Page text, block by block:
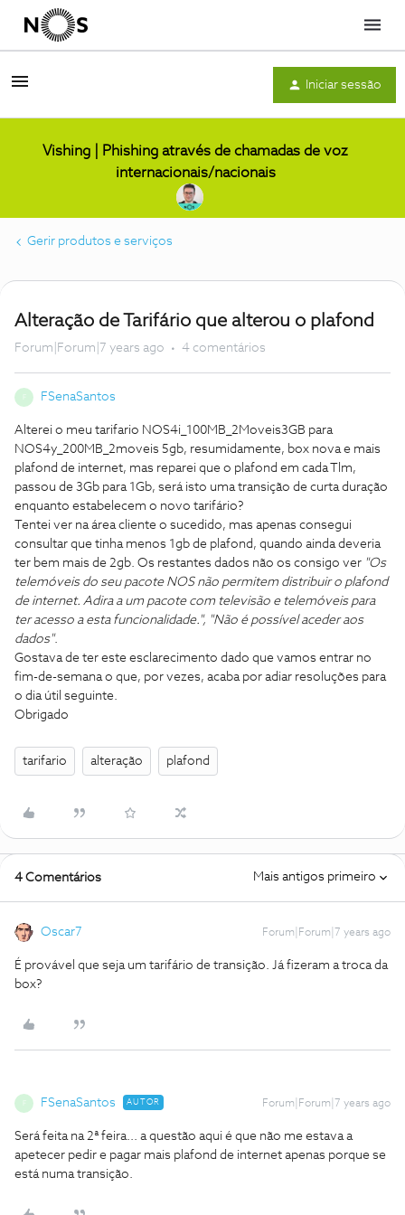
Menu
Iniciar sessão
Vishing | Phishing através de chamadas de voz
internacionais/nacionais
Gerir produtos e serviços
Alteração de Tarifário que alterou o plafond
Forum|Forum|7 years ago 4 comentários
FSenaSantos
Alterei o meu tarifario NOS4i_100MB_2Moveis3GB para
NOS4y_200MB_2moveis 5gb, resumidamente, box nova e mais
plafond de internet, mas reparei que o plafond em cada Tlm,
passou de 3Gb para 1Gb, será isto uma transição de curta duração
enquanto estabelecem o novo tarifário?
Tentei ver na área cliente o sucedido, mas apenas consegui
consultar que tinha menos 1gb de plafond, quando ainda deveria
ter bem mais de 2gb. Os restantes dados não os consigo ver "Os
telemóveis do seu pacote NOS não permitem distribuir o plafond
de internet. Adira a um pacote com televisão e telemóveis para
ter acesso a esta funcionalidade.", "Não é possível aceder aos
dados".
Gostava de ter este esclarecimento dado que vamos entrar no
fim-de-semana o que, por vezes, acaba por adiar resoluções para
o dia útil seguinte.
Obrigado
tarifario alteração plafond
4 Comentários Mais antigos primeiro
Oscar7 Forum|Forum|7 years ago
É provável que seja um tarifário de transição. Já fizeram a troca da
box?
FSenaSantos AUTOR Forum|Forum|7 years ago
Será feita na 2ª feira... a questão aqui é que não me estava a
apetecer pedir e pagar mais plafond de internet apenas porque se
está numa transição.